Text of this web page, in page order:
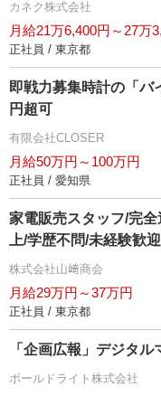
カネク株式会社
月給21万6,400円～27万
正社員 / 東京都
即戦力募集時計の「
円超可
有限会社CLOSER
月給50万円～100万円
正社員 / 愛知県
家電販売スタッフ/完
上/学歴不問/未経験歓迎
株式会社山﨑商会
月給29万円～37万円
正社員 / 東京都
「企画広報」デジタ
ボールドライト株式会社